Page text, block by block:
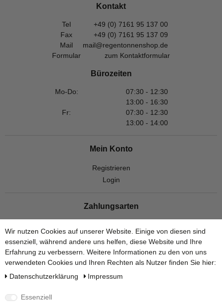
Kontakt
Tel
+49 (0) 7161 95 137 00
Fax
+49 (0) 7161 95 137 09
Mail
mail@regentonnenshop.de
Formular
zum Kontaktformular
Bürozeiten
Mo-Do:
07:30 - 12:30
13:00 - 16:30
Fr:
07:30 - 12:30
13:00 - 14:00
Mein Konto
Registrieren
Login
Zahlungsarten
Versandarten
Wir nutzen Cookies auf unserer Website. Einige von diesen sind
essenziell, während andere uns helfen, diese Website und Ihre
Erfahrung zu verbessern. Weitere Informationen zu den von uns
verwendeten Cookies und Ihren Rechten als Nutzer finden Sie hier:
Daten­schutz­erklärung
Impressum
Essenziell